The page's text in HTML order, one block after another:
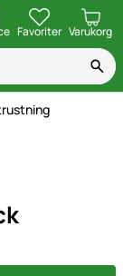
Favoriter Varukorg